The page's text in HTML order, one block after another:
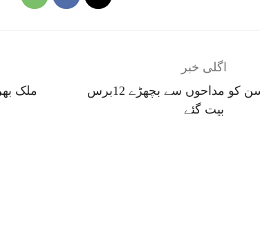
ملک
اگلی خبر
مائیکل جیکسن کو مداحوں سے بچھڑے 12برس
بیت گئے